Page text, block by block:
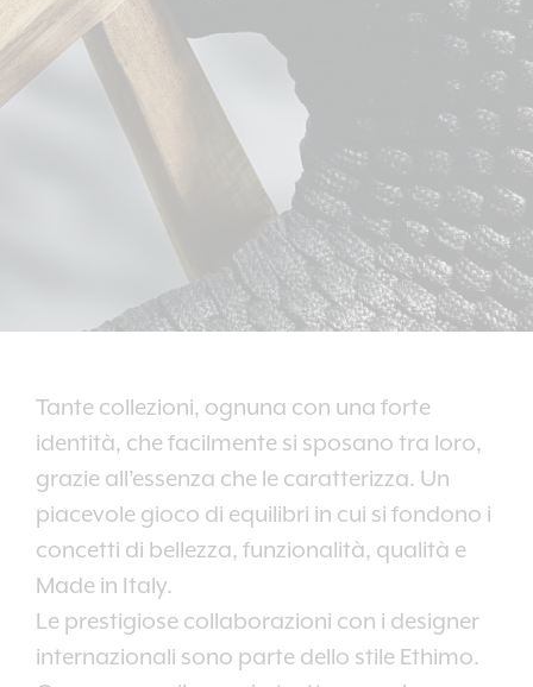
Tante collezioni, ognuna con una forte
identità, che facilmente si sposano tra loro,
grazie all’essenza che le caratterizza. Un
piacevole gioco di equilibri in cui si fondono i
concetti di bellezza, funzionalità, qualità e
Made in Italy.
Le prestigiose collaborazioni con i designer
internazionali sono parte dello stile Ethimo.